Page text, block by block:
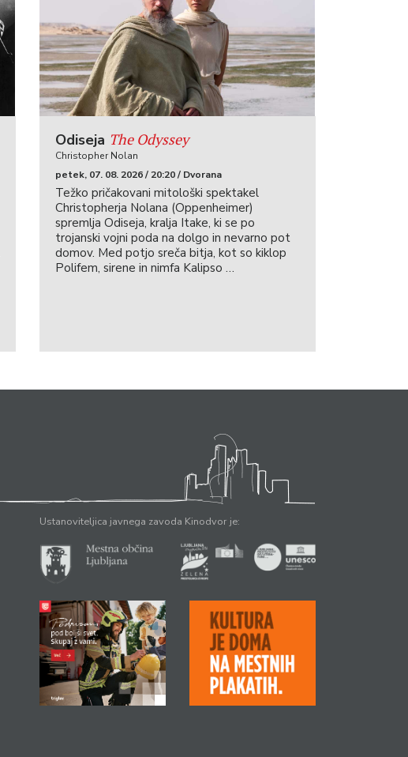
Odiseja The Odyssey
Christopher Nolan
petek, 07. 08. 2026 / 20:20 / Dvorana
Težko pričakovani mitološki spektakel
Christopherja Nolana (Oppenheimer)
spremlja Odiseja, kralja Itake, ki se po
trojanski vojni poda na dolgo in nevarno pot
domov. Med potjo sreča bitja, kot so kiklop
Polifem, sirene in nimfa Kalipso …
Ustanoviteljica javnega zavoda Kinodvor je: